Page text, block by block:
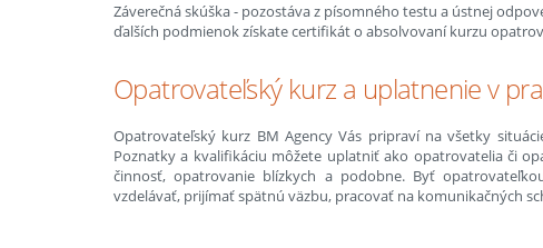
Záverečná skúška - pozostáva z písomného testu a ústnej
ďalších podmienok získate certifikát o absolvovaní kurzu
Opatrovateľský kurz a uplatnenie v
Opatrovateľský kurz BM Agency Vás pripraví na všetky
Poznatky a kvalifikáciu môžete uplatniť ako opatrovatelia či
činnosť, opatrovanie blízkych a podobne. Byť
vzdelávať, prijímať spätnú väzbu, pracovať na komunikačných